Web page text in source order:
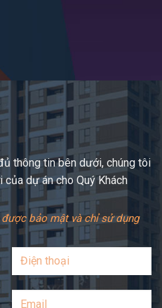
thông tin bên dưới, chúng tôi
dự án cho Quý Khách
bảo mật và chỉ sử dụng